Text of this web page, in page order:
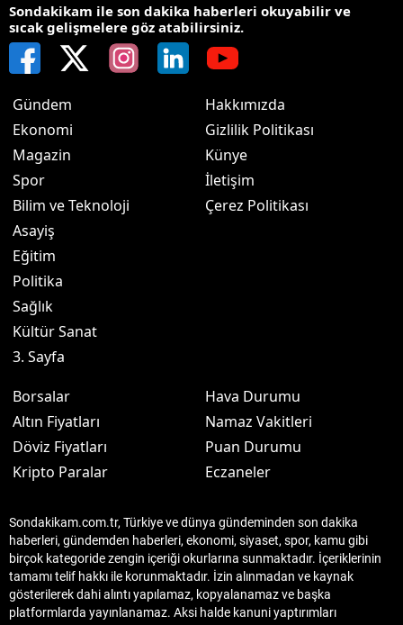
Sondakikam ile son dakika haberleri okuyabilir ve
sıcak gelişmelere göz atabilirsiniz.
Gündem
Ekonomi
Magazin
Spor
Bilim ve Teknoloji
Asayiş
Eğitim
Politika
Sağlık
Kültür Sanat
3. Sayfa
Hakkımızda
Gizlilik Politikası
Künye
İletişim
Çerez Politikası
Borsalar
Altın Fiyatları
Döviz Fiyatları
Kripto Paralar
Hava Durumu
Namaz Vakitleri
Puan Durumu
Eczaneler
Sondakikam.com.tr, Türkiye ve dünya gündeminden son dakika
haberleri, gündemden haberleri, ekonomi, siyaset, spor, kamu gibi
birçok kategoride zengin içeriği okurlarına sunmaktadır. İçeriklerinin
tamamı telif hakkı ile korunmaktadır. İzin alınmadan ve kaynak
gösterilerek dahi alıntı yapılamaz, kopyalanamaz ve başka
platformlarda yayınlanamaz. Aksi halde kanuni yaptırımları